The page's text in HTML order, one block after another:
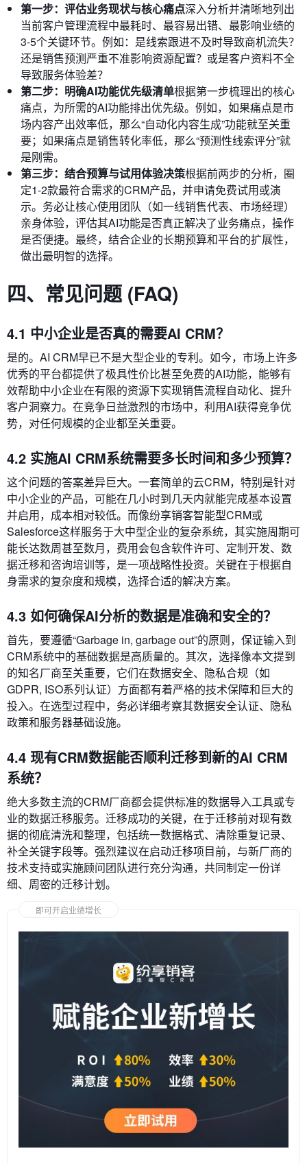
第一步：评估业务现状与核心痛点深入分析并清晰地列出
当前客户管理流程中最耗时、最容易出错、最影响业绩的
3-5个关键环节。例如：是线索跟进不及时导致商机流失？
还是销售预测严重不准影响资源配置？或是客户资料不全
导致服务体验差？
第二步：明确AI功能优先级清单根据第一步梳理出的核心
痛点，为所需的AI功能排出优先级。例如，如果痛点是市
场内容产出效率低，那么“自动化内容生成”功能就至关重
要；如果痛点是销售转化率低，那么“预测性线索评分”就
是刚需。
第三步：结合预算与试用体验决策根据前两步的分析，圈
定1-2款最符合需求的CRM产品，并申请免费试用或演
示。务必让核心使用团队（如一线销售代表、市场经理）
亲身体验，评估其AI功能是否真正解决了业务痛点，操作
是否便捷。最终，结合企业的长期预算和平台的扩展性，
做出最明智的选择。
四、常见问题 (FAQ)
4.1 中小企业是否真的需要AI CRM？
是的。AI CRM早已不是大型企业的专利。如今，市场上许多
优秀的平台都提供了极具性价比甚至免费的AI功能，能够有
效帮助中小企业在有限的资源下实现销售流程自动化、提升
客户洞察力。在竞争日益激烈的市场中，利用AI获得竞争优
势，对任何规模的企业都至关重要。
4.2 实施AI CRM系统需要多长时间和多少预算？
这个问题的答案差异巨大。一套简单的云CRM，特别是针对
中小企业的产品，可能在几小时到几天内就能完成基本设置
并启用，成本相对较低。而像纷享销客智能型CRM或
Salesforce这样服务于大中型企业的复杂系统，其实施周期可
能长达数周甚至数月，费用会包含软件许可、定制开发、数
据迁移和咨询培训等，是一项战略性投资。关键在于根据自
身需求的复杂度和规模，选择合适的解决方案。
4.3 如何确保AI分析的数据是准确和安全的？
首先，要遵循“Garbage in, garbage out”的原则，保证输入到
CRM系统中的基础数据是高质量的。其次，选择像本文提到
的知名厂商至关重要，它们在数据安全、隐私合规（如
GDPR, ISO系列认证）方面都有着严格的技术保障和巨大的
投入。在选型过程中，务必详细考察其数据安全认证、隐私
政策和服务器基础设施。
4.4 现有CRM数据能否顺利迁移到新的AI CRM
系统？
绝大多数主流的CRM厂商都会提供标准的数据导入工具或专
业的数据迁移服务。迁移成功的关键，在于迁移前对现有数
据的彻底清洗和整理，包括统一数据格式、清除重复记录、
补全关键字段等。强烈建议在启动迁移项目前，与新厂商的
技术支持或实施顾问团队进行充分沟通，共同制定一份详
细、周密的迁移计划。
即可开启业绩增长